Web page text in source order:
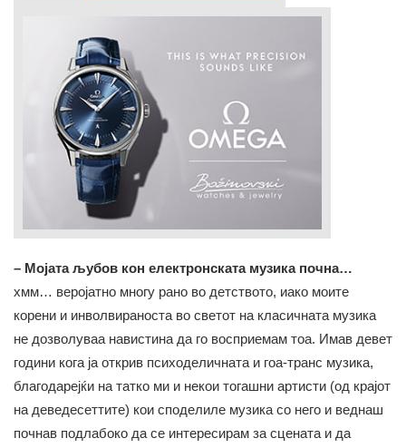
– Мојата љубов кон електронската музика почна…
хмм… веројатно многу рано во детството, иако моите
корени и инволвираноста во светот на класичната музика
не дозволуваа навистина да го восприемам тоа. Имав девет
години кога ја открив психоделичната и гоа-транс музика,
благодарејќи на татко ми и некои тогашни артисти (од крајот
на деведесеттите) кои споделиле музика со него и веднаш
почнав подлабоко да се интересирам за сцената и да